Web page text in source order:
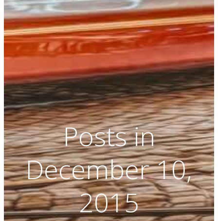
Posts in
December 10,
2015